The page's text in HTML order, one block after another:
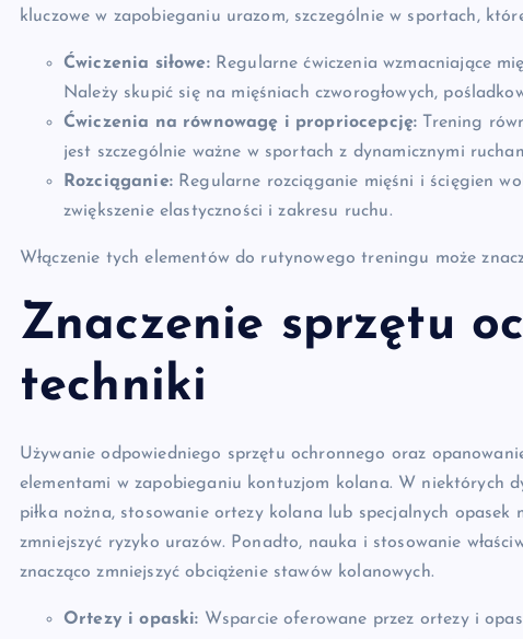
kluczowe w zapobieganiu urazom, szczególnie w sportach,
Ćwiczenia siłowe:Regularne ćwiczenia wzmacniające
Należy skupić się na mięśniach czworogłowych,
Ćwiczenia na równowagę i propriocepcję: Trening
jest szczególnie ważne w sportach z dynamicznymi
Rozciąganie:Regularne rozciąganie mięśni i ścięgien
zwiększenie elastyczności i zakresu ruchu.
Włączenie tych elementów do rutynowego treningu może
Znaczenie sprzętu
techniki
Używanie odpowiedniego sprzętu ochronnego oraz
elementami w zapobieganiu kontuzjom kolana. W niektórych
piłka nożna, stosowanie ortezy kolana lub specjalnych
zmniejszyć ryzyko urazów. Ponadto, nauka i stosowanie
znacząco zmniejszyć obciążenie stawów kolanowych.
Ortezy i opaski: Wsparcie oferowane przez ortezy i